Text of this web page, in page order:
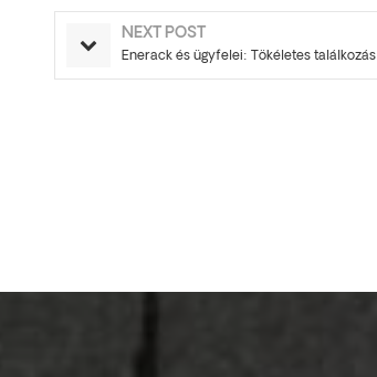
NEXT POST
Enerack és ügyfelei: Tökéletes találkozás